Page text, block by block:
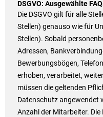
DSGVO: Ausgewählte
Die DSGVO gilt für alle
Stellen) genauso wie für
Stellen). Sobald
Adressen,
Bewerbungsbögen,
erhoben, verarbeitet,
müssen die geltenden
Datenschutz angewendet
Anzahl der Mitarbeiter.